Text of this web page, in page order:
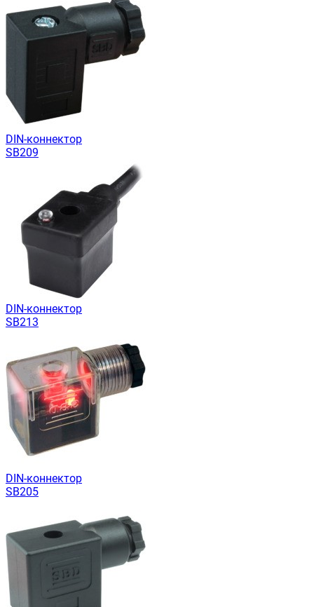
DIN-коннектор
SB209
DIN-коннектор
SB213
DIN-коннектор
SB205